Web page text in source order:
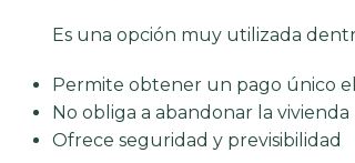
Es una opción muy utilizada
Permite obtener un pago único
No obliga a abandonar la vivienda
Ofrece seguridad y previsibilidad